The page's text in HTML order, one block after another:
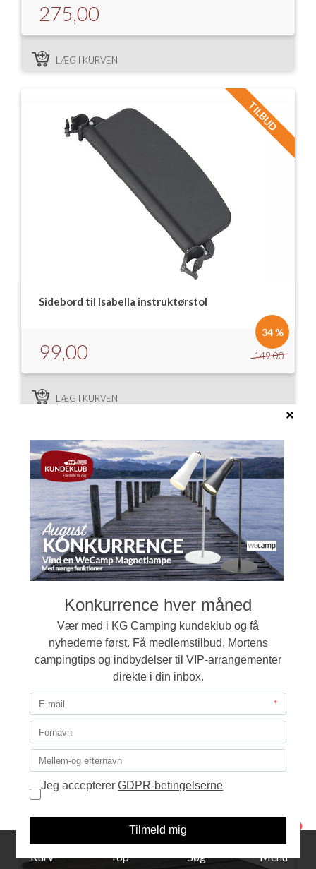
275,00
LÆG I KURVEN
Sidebord til Isabella instruktørstol
149,00
99,00
34 %
TILBUD
LÆG I KURVEN
Campingbord 80x60 cm.
349,00
Kurv Top Søg Menu